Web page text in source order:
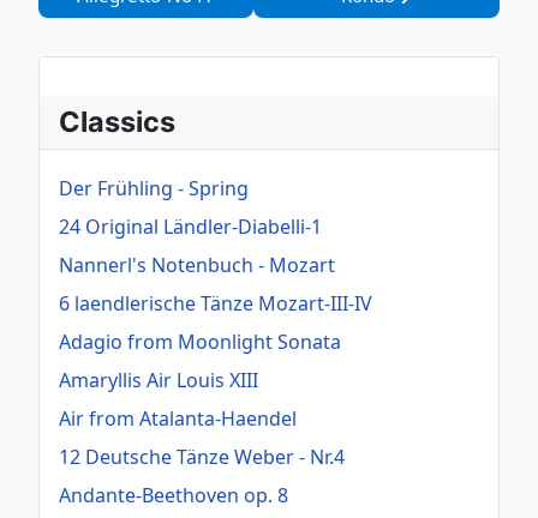
Classics
Der Frühling - Spring
24 Original Ländler-Diabelli-1
Nannerl's Notenbuch - Mozart
6 laendlerische Tänze Mozart-III-IV
Adagio from Moonlight Sonata
Amaryllis Air Louis XIII
Air from Atalanta-Haendel
12 Deutsche Tänze Weber - Nr.4
Andante-Beethoven op. 8